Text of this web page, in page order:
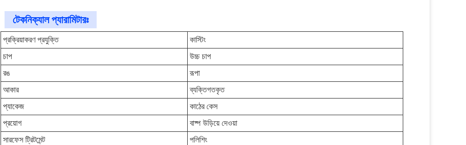
টেকনিক্যাল প্যারামিটারঃ
প্রক্রিয়াকরণ প্রযুক্তি
কাস্টিং
চাপ
উচ্চ চাপ
রঙ
রূপা
আকার
ব্যক্তিগতকৃত
প্যাকেজ
কাঠের কেস
প্রয়োগ
বাষ্প উড়িয়ে দেওয়া
সারফেস ট্রিটমেন্ট
পলিশিং